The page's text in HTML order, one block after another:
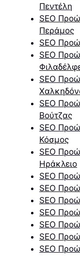
Πεντέλη
SEO
Περάμος
SEO
SEO
SEO
SEO
Βούτζας
SEO
Κόσμος
SEO
Ηράκλειο
SEO
SEO
SEO
SEO
SEO
SEO
SEO